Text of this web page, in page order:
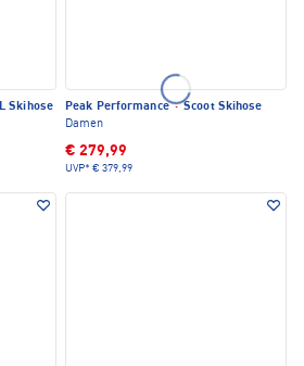
Skihose
Peak Performance·Scoot Skihose
Damen
€ 279,99
UVP* € 379,99